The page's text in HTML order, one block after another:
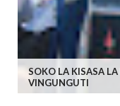
SOKO LA KISASA
VINGUNGUTI